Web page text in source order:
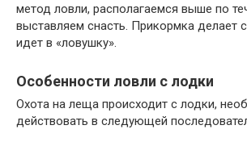
метод ловли, располагаемся выше по
выставляем снасть. Прикормка делает
идет в «ловушку».
Особенности ловли с лодки
Охота на леща происходит с лодки,
действовать в следующей